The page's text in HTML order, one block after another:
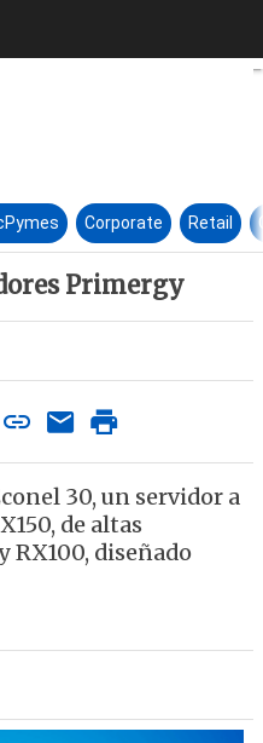
gama de servidores
Corporate Retail
Primergy
30, un servidor a
de altas
RX100, diseñado